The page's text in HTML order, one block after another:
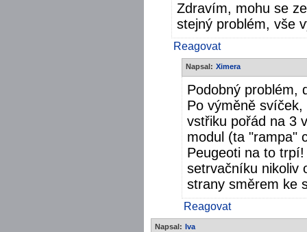
Zdravím, mohu se
stejný problém, vše
Reagovat
Napsal: Ximera
Podobný problém,
Po výměně
vstřiku pořád na 3
modul (ta "rampa"
Peugeoti na to
setrvačníku nikoliv
strany směrem ke
Reagovat
Napsal: Iva